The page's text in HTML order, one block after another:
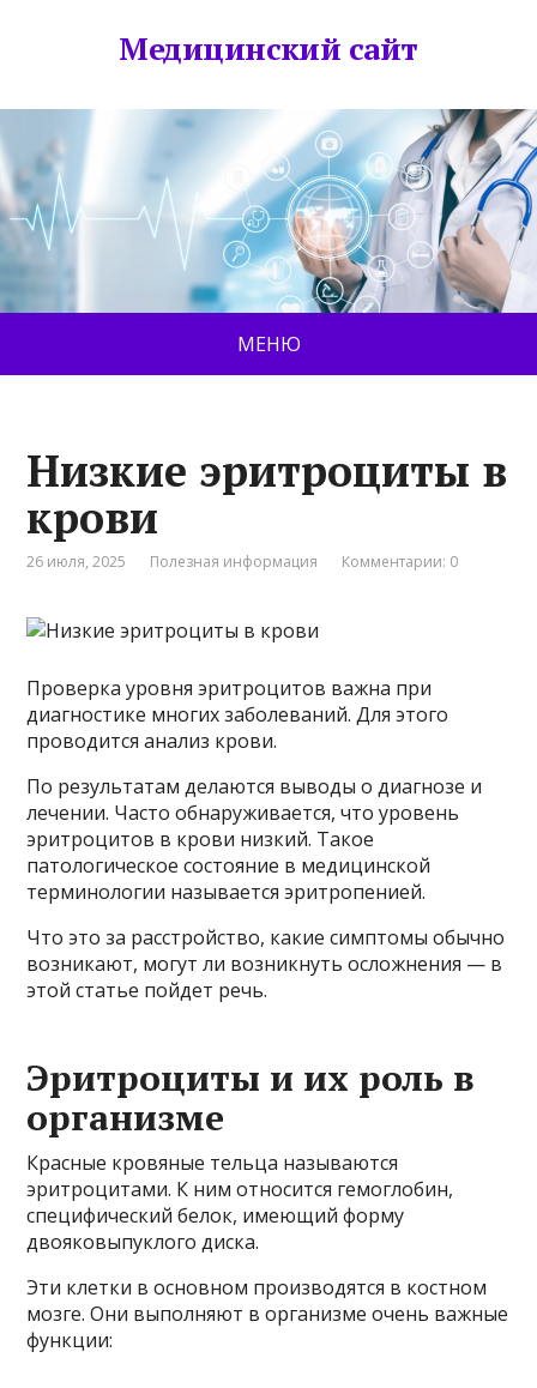
Медицинский сайт
МЕНЮ
Низкие эритроциты в
крови
26 июля, 2025 Полезная информация Комментарии: 0
Проверка уровня эритроцитов важна при
диагностике многих заболеваний. Для этого
проводится анализ крови.
По результатам делаются выводы о диагнозе и
лечении. Часто обнаруживается, что уровень
эритроцитов в крови низкий. Такое
патологическое состояние в медицинской
терминологии называется эритропенией.
Что это за расстройство, какие симптомы обычно
возникают, могут ли возникнуть осложнения — в
этой статье пойдет речь.
Эритроциты и их роль в
организме
Красные кровяные тельца называются
эритроцитами. К ним относится гемоглобин,
специфический белок, имеющий форму
двояковыпуклого диска.
Эти клетки в основном производятся в костном
мозге. Они выполняют в организме очень важные
функции: